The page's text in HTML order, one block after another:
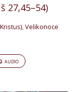
27,45–54)
,Velikonoce
AUDIO